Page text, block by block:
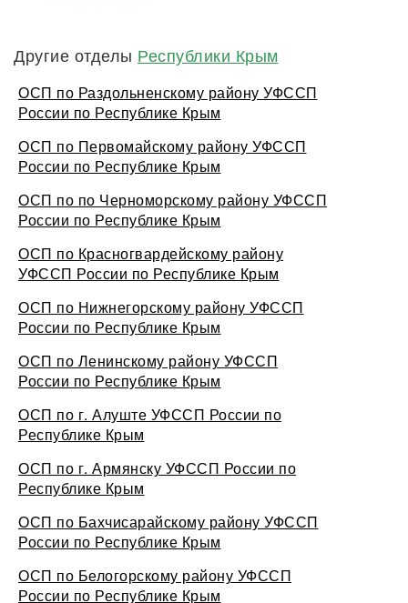
Другие отделы Республики Крым
ОСП по Раздольненскому району УФССП
России по Республике Крым
ОСП по Первомайскому району УФССП
России по Республике Крым
ОСП по по Черноморскому району УФССП
России по Республике Крым
ОСП по Красногвардейскому району
УФССП России по Республике Крым
ОСП по Нижнегорскому району УФССП
России по Республике Крым
ОСП по Ленинскому району УФССП
России по Республике Крым
ОСП по г. Алуште УФССП России по
Республике Крым
ОСП по г. Армянску УФССП России по
Республике Крым
ОСП по Бахчисарайскому району УФССП
России по Республике Крым
ОСП по Белогорскому району УФССП
России по Республике Крым